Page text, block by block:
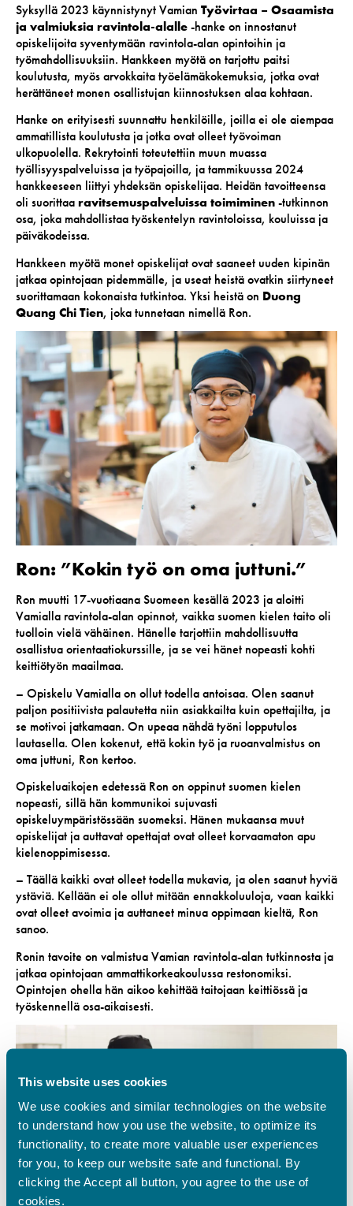
This website uses cookies
We use cookies and similar technologies on the website
to understand how you use the website, to optimize its
functionality, to create more valuable user experiences
for you, to keep our website safe and functional. By
clicking the Accept all button, you agree to the use of
cookies.
Syksyllä 2023 käynnistynyt Vamian Työvirtaa – Osaamista
ja valmiuksia ravintola-alalle-hanke on innostanut
opiskelijoita syventymään ravintola-alan opintoihin ja
työmahdollisuuksiin. Hankkeen myötä on tarjottu paitsi
koulutusta, myös arvokkaita työelämäkokemuksia, jotka ovat
herättäneet monen osallistujan kiinnostuksen alaa kohtaan.
Hanke on erityisesti suunnattu henkilöille, joilla ei ole aiempaa
ammatillista koulutusta ja jotka ovat olleet työvoiman
ulkopuolella. Rekrytointi toteutettiin muun muassa
työllisyyspalveluissa ja työpajoilla, ja tammikuussa 2024
hankkeeseen liittyi yhdeksän opiskelijaa. Heidän tavoitteensa
oli suorittaaravitsemuspalveluissa toimiminen-tutkinnon
osa, joka mahdollistaa työskentelyn ravintoloissa, kouluissa ja
päiväkodeissa.
Hankkeen myötä monet opiskelijat ovat saaneet uuden kipinän
jatkaa opintojaan pidemmälle, ja useat heistä ovatkin siirtyneet
suorittamaan kokonaista tutkintoa. Yksi heistä on Duong
Quang Chi Tien, joka tunnetaan nimellä Ron.
Ron: ”Kokin työ on oma juttuni.”
Ron muutti 17-vuotiaana Suomeen kesällä 2023 ja aloitti
Vamialla ravintola-alan opinnot, vaikka suomen kielen taito oli
tuolloin vielä vähäinen. Hänelle tarjottiin mahdollisuutta
osallistua orientaatiokurssille, ja se vei hänet nopeasti kohti
keittiötyön maailmaa.
– Opiskelu Vamialla on ollut todella antoisaa. Olen saanut
paljon positiivista palautetta niin asiakkailta kuin opettajilta, ja
se motivoi jatkamaan. On upeaa nähdä työni lopputulos
lautasella. Olen kokenut, että kokin työ ja ruoanvalmistus on
oma juttuni, Ron kertoo.
Opiskeluaikojen edetessä Ron on oppinut suomen kielen
nopeasti, sillä hän kommunikoi sujuvasti
opiskeluympäristössään suomeksi. Hänen mukaansa muut
opiskelijat ja auttavat opettajat ovat olleet korvaamaton apu
kielenoppimisessa.
– Täällä kaikki ovat olleet todella mukavia, ja olen saanut hyviä
ystäviä. Kellään ei ole ollut mitään ennakkoluuloja, vaan kaikki
ovat olleet avoimia ja auttaneet minua oppimaan kieltä, Ron
sanoo.
Ronin tavoite on valmistua Vamian ravintola-alan tutkinnosta ja
jatkaa opintojaan ammattikorkeakoulussa restonomiksi.
Opintojen ohella hän aikoo kehittää taitojaan keittiössä ja
työskennellä osa-aikaisesti.